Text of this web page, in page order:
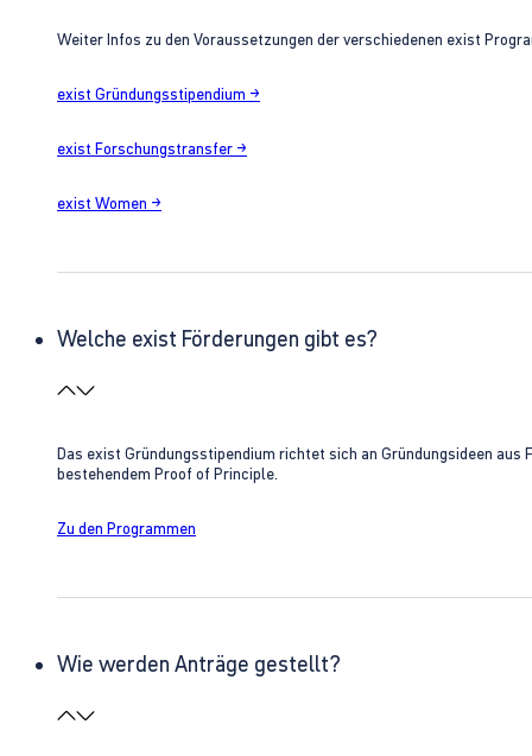
Weiter Infos zu den Voraussetzungen der verschiedenen exist
exist Gründungsstipendium →
exist Forschungstransfer →
exist Women →
Welche exist Förderungen gibt es?
Das exist Gründungsstipendium richtet sich an Gründungsideen
bestehendem Proof of Principle.
Zu den Programmen
Wie werden Anträge gestellt?